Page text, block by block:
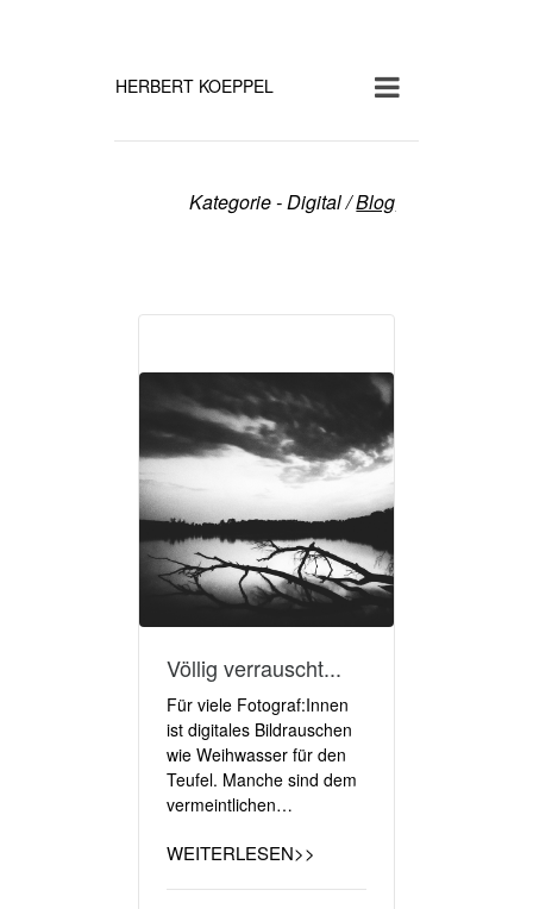
HERBERT KOEPPEL
Kategorie - Digital/Blog
Völlig verrauscht...
Für viele Fotograf:Innen
ist digitales Bildrauschen
wie Weihwasser für den
Teufel. Manche sind dem
vermeintlichen…
WEITERLESEN>>